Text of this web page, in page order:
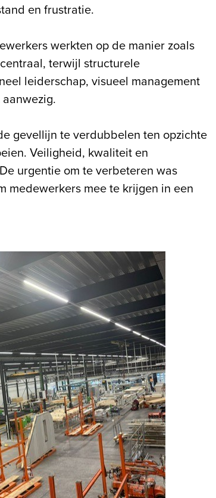
en frustratie.
werkten op de manier zoals
terwijl structurele
leiderschap, visueel management
gevellijn te verdubbelen ten opzichte
Veiligheid, kwaliteit en
urgentie om te verbeteren was
medewerkers mee te krijgen in een